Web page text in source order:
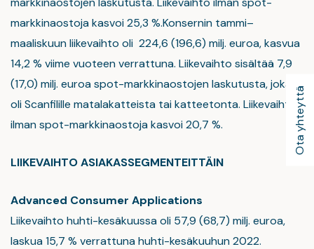
Ota yhteyttä
markkinaostoja kasvoi 25,3 %.Konsernin tammi–
maaliskuun liikevaihto oli 224,6 (196,6) milj. euroa, kasvua
14,2 % viime vuoteen verrattuna. Liikevaihto sisältää 7,9
(17,0) milj. euroa spot-markkinaostojen laskutusta, joka
oli Scanfilille matalakatteista tai katteetonta. Liikevaihto
ilman spot-markkinaostoja kasvoi 20,7 %.
LIIKEVAIHTO ASIAKASSEGMENTEITTÄIN
Advanced Consumer Applications
Liikevaihto huhti-kesäkuussa oli 57,9 (68,7) milj. euroa,
laskua 15,7 % verrattuna huhti-kesäkuuhun 2022.